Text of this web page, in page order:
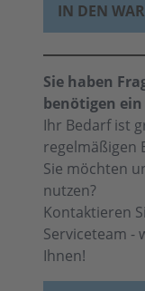
IN DEN
Sie haben
benötigen
Ihr Bedarf ist
regelmäßigen
Sie möchten
nutzen?
Kontaktieren
Serviceteam -
Ihnen!